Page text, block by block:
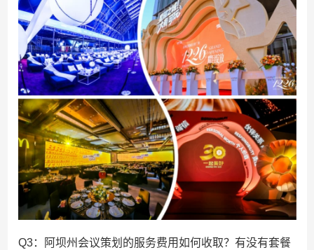
Q3：阿坝州会议策划的服务费用如何收取？有没有套餐